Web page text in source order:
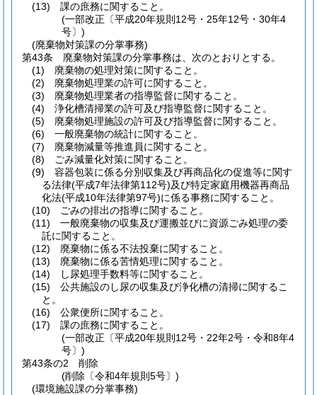
(13)
課の庶務に関すること。
(一部改正〔平成20年規則12号・25年12号・30年4
号〕)
(廃棄物対策課の分掌事務)
第43条
廃棄物対策課の分掌事務は、次のとおりとする。
(1)
廃棄物の処理対策に関すること。
(2)
廃棄物処理業の許可に関すること。
(3)
廃棄物処理業者の指導監督に関すること。
(4)
浄化槽清掃業の許可及び指導監督に関すること。
(5)
廃棄物処理施設の許可及び指導監督に関すること。
(6)
一般廃棄物の統計に関すること。
(7)
廃棄物減量等推進員に関すること。
(8)
ごみ減量化対策に関すること。
(9)
容器包装に係る分別収集及び再商品化の促進等に関す
る法律(平成7年法律第112号)及び特定家庭用機器再商品
化法(平成10年法律第97号)に係る事務に関すること。
(10)
ごみの排出の指導に関すること。
(11)
一般廃棄物の収集及び運搬並びに資源ごみ処理の委
託に関すること。
(12)
廃棄物に係る不法投棄に関すること。
(13)
廃棄物に係る苦情処理に関すること。
(14)
し尿処理手数料等に関すること。
(15)
公共施設のし尿の収集及び浄化槽の清掃に関するこ
と。
(16)
公衆便所に関すること。
(17)
課の庶務に関すること。
(一部改正〔平成20年規則12号・22年2号・令和8年4
号〕)
第43条の2
削除
(削除〔令和4年規則5号〕)
(環境施設課の分掌事務)